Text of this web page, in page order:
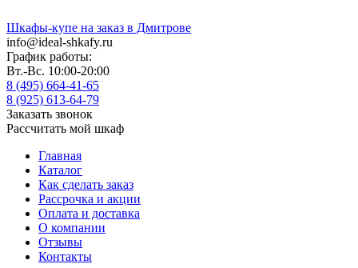
Шкафы-купе на заказ в Дмитрове
info@ideal-shkafy.ru
График работы:
Вт.-Вс. 10:00-20:00
8 (495) 664-41-65
8 (925) 613-64-79
Заказать звонок
Рассчитать мой шкаф
Главная
Каталог
Как сделать заказ
Рассрочка и акции
Оплата и доставка
О компании
Отзывы
Контакты